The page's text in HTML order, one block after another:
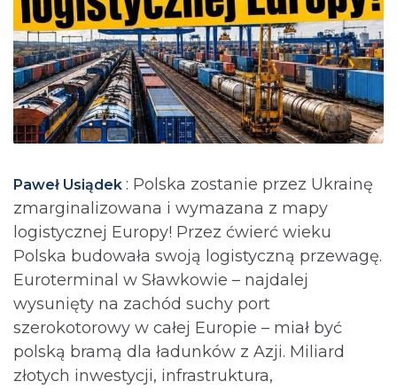
Paweł Usiądek : Polska zostanie przez Ukrainę
zmarginalizowana i wymazana z mapy
logistycznej Europy! Przez ćwierć wieku
Polska budowała swoją logistyczną przewagę.
Euroterminal w Sławkowie – najdalej
wysunięty na zachód suchy port
szerokotorowy w całej Europie – miał być
polską bramą dla ładunków z Azji. Miliard
złotych inwestycji, infrastruktura,